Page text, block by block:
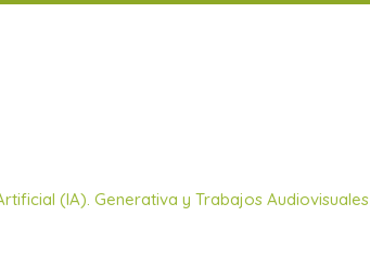
(IA). Generativa y Trabajos Audiovisuales
Madagascar